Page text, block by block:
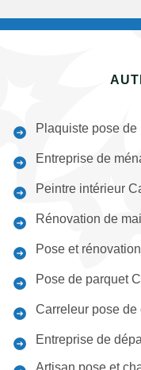
Plaquiste pose
Entreprise de
Peintre intérieur
Rénovation de
Pose et
Pose de parquet
Carreleur pose
Entreprise de
Artisan pose et